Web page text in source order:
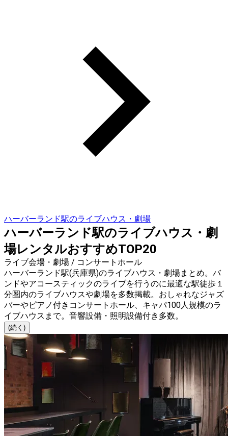
ハーバーランド駅のライブハウス・劇場
ハーバーランド駅のライブハウス・劇
場レンタルおすすめTOP20
ライブ会場・劇場 / コンサートホール
ハーバーランド駅(兵庫県)のライブハウス・劇場まとめ。バ
ンドやアコースティックのライブを行うのに最適な駅徒歩１
分圏内のライブハウスや劇場を多数掲載。おしゃれなジャズ
バーやピアノ付きコンサートホール、キャパ100人規模のラ
イブハウスまで。音響設備・照明設備付き多数。
(続く)